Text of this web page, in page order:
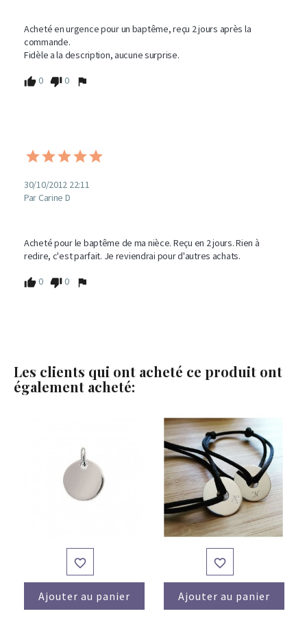
Acheté en urgence pour un baptême, reçu 2 jours après la
commande.
Fidèle a la description, aucune surprise.
0 0
30/10/2012 22:11
Par Carine D
Acheté pour le baptême de ma nièce. Reçu en 2 jours. Rien à
redire, c'est parfait. Je reviendrai pour d'autres achats.
0 0
Les clients qui ont acheté ce produit ont
également acheté:

Ajouter au panier

Ajouter au panier